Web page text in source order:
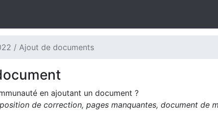
/ Ajout de documents
en ajoutant un document ?
de correction, pages manquantes, document de